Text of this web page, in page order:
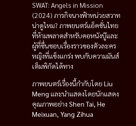
SWAT: Angels in Mission
(2024) ภารกิจนางฟ้าหน่วยสวาท
น่าดูไหม? ภาพยนตร์แอ็คชั่นไทย
ที่ห้ามพลาดสำหรับคอหนังบู๊และ
ผู้ที่ชื่นชอบเรื่องราวของตัวละคร
หญิงที่แข็งแกร่ง พบกับความมันส์
เต็มพิกัดได้ทาง
ภาพยนตร์เรื่องนี้กำกับโดย Liu
Meng และนำแสดงโดยนักแสดง
คุณภาพอย่าง Shen Tai, He
Meixuan, Yang Zihua